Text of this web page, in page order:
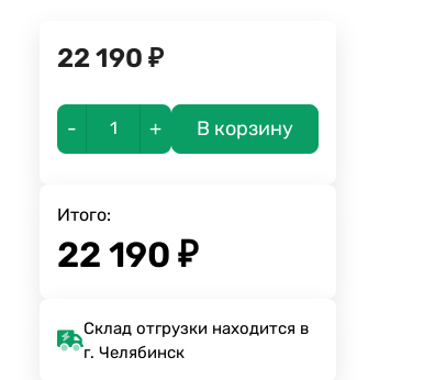
22 190 ₽
- + В корзину
Итого:
22 190 ₽
Склад отгрузки находится в
г. Челябинск